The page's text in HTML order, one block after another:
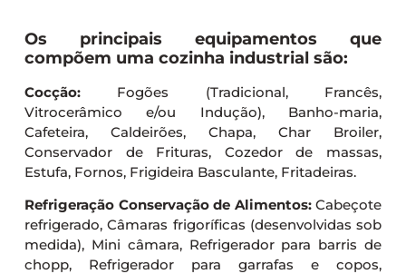
Os principais equipamentos que
compõem uma cozinha industrial são:
Cocção: Fogões (Tradicional, Francês,
Vitrocerâmico e/ou Indução), Banho-maria,
Cafeteira, Caldeirões, Chapa, Char Broiler,
Conservador de Frituras, Cozedor de massas,
Estufa, Fornos, Frigideira Basculante, Fritadeiras.
Refrigeração Conservação de Alimentos:Cabeçote
refrigerado, Câmaras frigoríficas (desenvolvidas sob
medida), Mini câmara, Refrigerador para barris de
chopp, Refrigerador para garrafas e copos,